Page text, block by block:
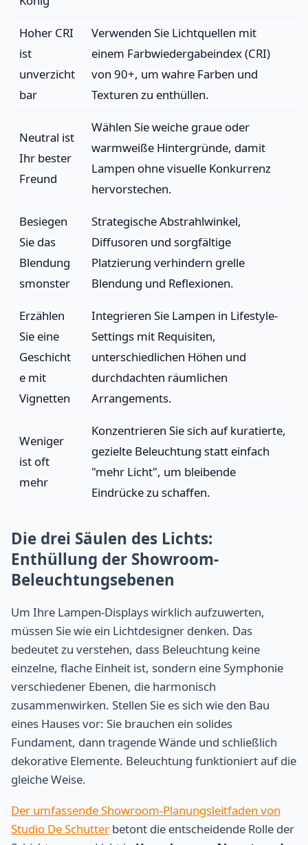
Hoher CRI
ist
unverzicht
bar
Verwenden Sie Lichtquellen mit
einem Farbwiedergabeindex (CRI)
von 90+, um wahre Farben und
Texturen zu enthüllen.
Neutral ist
Ihr bester
Freund
Wählen Sie weiche graue oder
warmweiße Hintergründe, damit
Lampen ohne visuelle Konkurrenz
hervorstechen.
Besiegen
Sie das
Blendung
smonster
Strategische Abstrahlwinkel,
Diffusoren und sorgfältige
Platzierung verhindern grelle
Blendung und Reflexionen.
Erzählen
Sie eine
Geschicht
e mit
Vignetten
Integrieren Sie Lampen in Lifestyle-
Settings mit Requisiten,
unterschiedlichen Höhen und
durchdachten räumlichen
Arrangements.
Weniger
ist oft
mehr
Konzentrieren Sie sich auf kuratierte,
gezielte Beleuchtung statt einfach
"mehr Licht", um bleibende
Eindrücke zu schaffen.
Die drei Säulen des Lichts:
Enthüllung der Showroom-
Beleuchtungsebenen
Um Ihre Lampen-Displays wirklich aufzuwerten,
müssen Sie wie ein Lichtdesigner denken. Das
bedeutet zu verstehen, dass Beleuchtung keine
einzelne, flache Einheit ist, sondern eine Symphonie
verschiedener Ebenen, die harmonisch
zusammenwirken. Stellen Sie es sich wie den Bau
eines Hauses vor: Sie brauchen ein solides
Fundament, dann tragende Wände und schließlich
dekorative Elemente. Beleuchtung funktioniert auf die
gleiche Weise.
Der umfassende Showroom-Planungsleitfaden von
Studio De Schutter betont die entscheidende Rolle der